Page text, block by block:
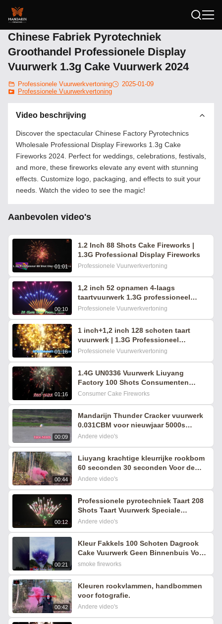
Chinese Fabriek Pyrotechniek
Groothandel Professionele Display
Vuurwerk 1.3g Cake Vuurwerk 2024
Professionele Vuurwerkvertoning
2025-01-09
Professionele Vuurwerkvertoning
Video beschrijving
Discover the spectacular Chinese Factory Pyrotechnics
Wholesale Professional Display Fireworks 1.3g Cake
Fireworks 2024. Perfect for weddings, celebrations, festivals,
and more, these fireworks elevate any event with stunning
effects. Customize logo, packaging, and effects to suit your
needs. Watch the video to see the magic!
Aanbevolen video's
01:01
1.2 Inch 88 Shots Cake Fireworks |
1.3G Professional Display Fireworks
Professionele Vuurwerkvertoning
00:10
1,2 inch 52 opnamen 4-laags
taartvuurwerk 1.3G professioneel
displayvuurwerk
Professionele Vuurwerkvertoning
01:16
1 inch+1,2 inch 128 schoten taart
vuurwerk | 1.3G Professioneel
vuurwerk
Professionele Vuurwerkvertoning
01:16
1.4G UN0336 Vuurwerk Liuyang
Factory 100 Shots Consumenten
Vuurwerk 2025 Cake Vuurwerk
Consumer Cake Fireworks
00:09
Mandarijn Thunder Cracker vuurwerk
0.031CBM voor nieuwjaar 5000s
Chinese Red Bangers vuurwerk
Andere video's
00:44
Liuyang krachtige kleurrijke rookbom
60 seconden 30 seconden Voor de
verjaardag
Andere video's
00:12
Professionele pyrotechniek Taart 208
Shots Taart Vuurwerk Speciale
effecten voor het feest
Andere video's
00:21
Kleur Fakkels 100 Schoten Dagrook
Cake Vuurwerk Geen Binnenbuis Voor
Bruiloft Festival Fotografie
smoke fireworks
00:42
Kleuren rookvlammen, handbommen
voor fotografie.
Andere video's